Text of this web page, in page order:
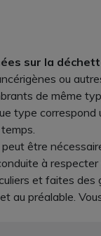
sur la
ou
de même
type
être
à
et faites
au préalable.